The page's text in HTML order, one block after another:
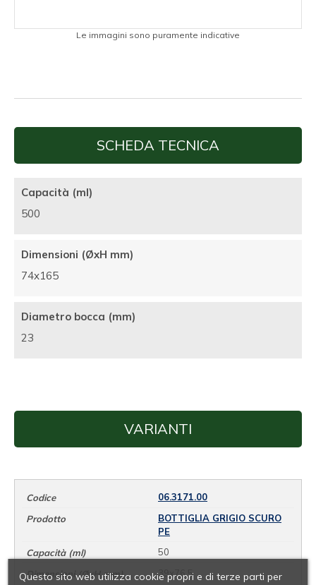
Le immagini sono puramente indicative
SCHEDA TECNICA
Capacità (ml)
500
Dimensioni (ØxH mm)
74x165
Diametro bocca (mm)
23
VARIANTI
06.3171.00
BOTTIGLIA GRIGIO SCURO
PE
50
39x76,5
Questo sito web utilizza cookie propri e di terze parti per